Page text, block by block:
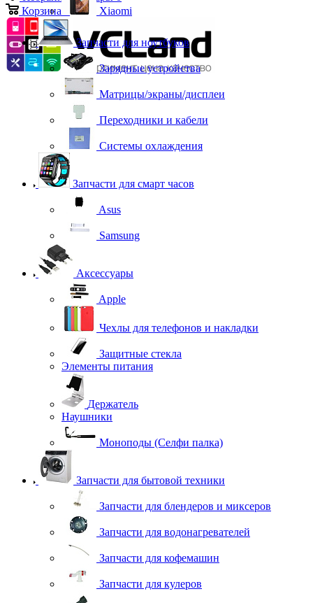
Корзина
Xiaomi
Запчасти для ноутбуков
Зарядные устройства
Матрицы/экраны/дисплеи
Переходники и кабели
Системы охлаждения
Запчасти для смарт часов
Asus
Samsung
Аксессуары
Apple
Чехлы для телефонов и накладки
Защитные стекла
Элементы питания
Держатель
Наушники
Моноподы (Селфи палка)
Запчасти для бытовой техники
Запчасти для блендеров и миксеров
Запчасти для водонагревателей
Запчасти для кофемашин
Запчасти для кулеров